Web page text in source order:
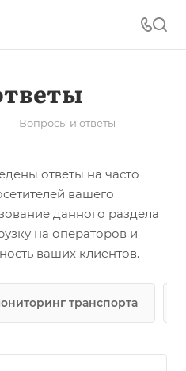
— Вопросы и ответы
ответы на часто
вашего
данного раздела
на операторов и
ваших клиентов.
транспорта